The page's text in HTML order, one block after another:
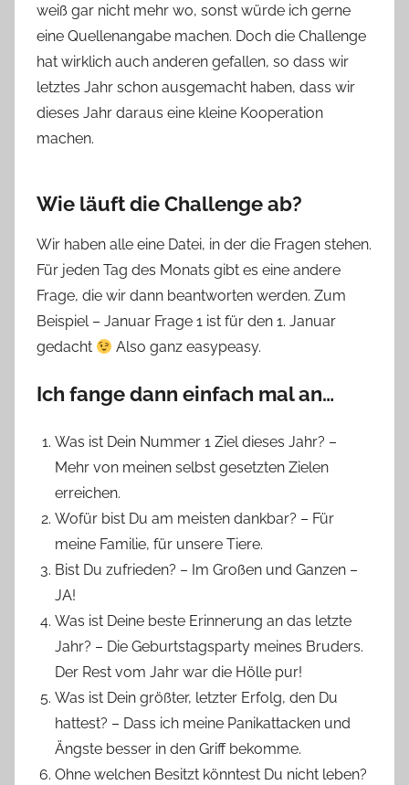
weiß gar nicht mehr wo, sonst würde ich gerne
eine Quellenangabe machen. Doch die Challenge
hat wirklich auch anderen gefallen, so dass wir
letztes Jahr schon ausgemacht haben, dass wir
dieses Jahr daraus eine kleine Kooperation
machen.
Wie läuft die Challenge ab?
Wir haben alle eine Datei, in der die Fragen stehen.
Für jeden Tag des Monats gibt es eine andere
Frage, die wir dann beantworten werden. Zum
Beispiel – Januar Frage 1 ist für den 1. Januar
gedacht
Also ganz easypeasy.
Ich fange dann einfach mal an…
Was ist Dein Nummer 1 Ziel dieses Jahr? –
Mehr von meinen selbst gesetzten Zielen
erreichen.
Wofür bist Du am meisten dankbar? – Für
meine Familie, für unsere Tiere.
Bist Du zufrieden? – Im Großen und Ganzen –
JA!
Was ist Deine beste Erinnerung an das letzte
Jahr? – Die Geburtstagsparty meines Bruders.
Der Rest vom Jahr war die Hölle pur!
Was ist Dein größter, letzter Erfolg, den Du
hattest? – Dass ich meine Panikattacken und
Ängste besser in den Griff bekomme.
Ohne welchen Besitzt könntest Du nicht leben?